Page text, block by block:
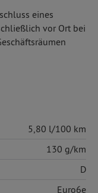
eines
vor Ort bei
5,80 l/100 km
130 g/km
D
Euro6e